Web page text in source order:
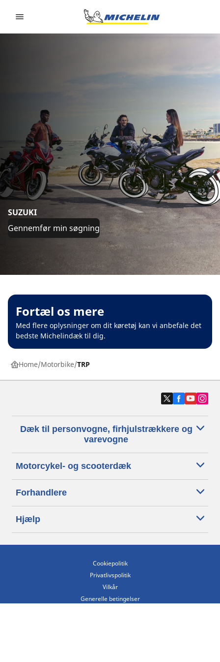
SUZUKI
Gennemfør min søgning
Fortæl os mere
Med flere oplysninger om dit køretøj kan vi anbefale det
bedste Michelindæk til dig.
Home Motorbike TRP
Dæk til personvogne, firhjulstrækkere og
varevogne
Motorcykel- og scooterdæk
Forhandlere
Hjælp
Cookiepolitik
Privatlivspolitik
Vilkår
Generelle betingelser